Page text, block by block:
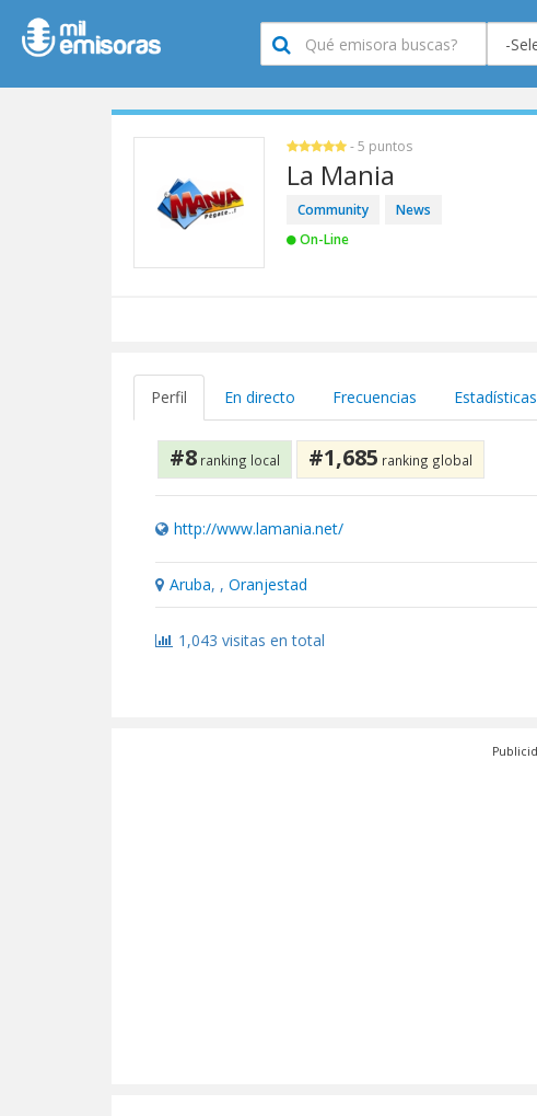
- 5 puntos
La Mania
Community
News
On-Line
Perfil En directo Frecuencias Estadísticas
#8 ranking local #1,685 ranking global
http://www.lamania.net/
Aruba, , Oranjestad
1,043 visitas en total